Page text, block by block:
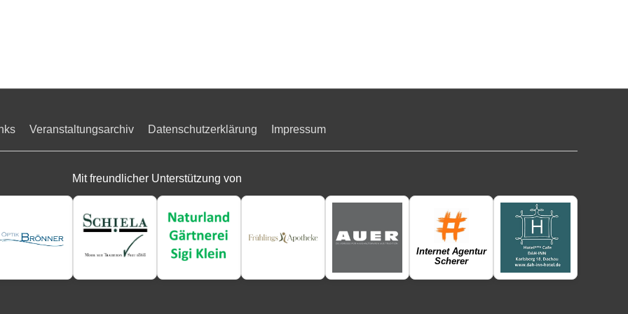
Veranstaltungsarchiv Datenschutzerklärung Impressum
Mit freundlicher Unterstützung von
Internet Agentur
Scherer